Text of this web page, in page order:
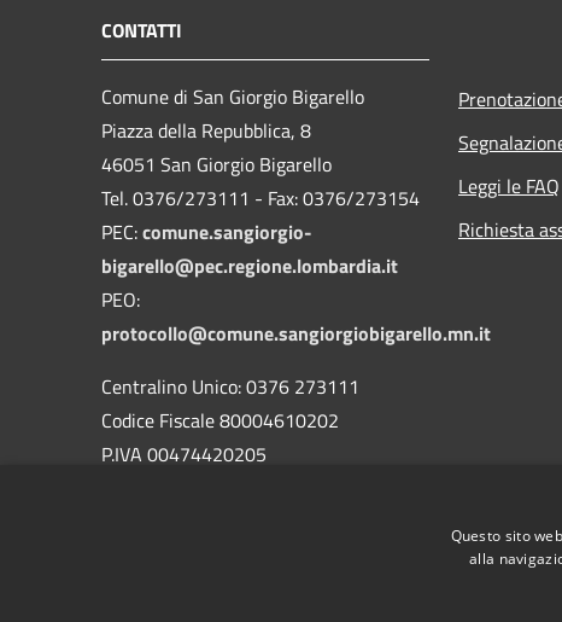
CONTATTI
Comune di San Giorgio Bigarello
Piazza della Repubblica, 8
46051 San Giorgio Bigarello
Tel. 0376/273111 - Fax: 0376/273154
PEC:comune.sangiorgio-
bigarello@pec.regione.lombardia.it
PEO:
protocollo@comune.sangiorgiobigarello.mn.it
Centralino Unico: 0376 273111
Codice Fiscale 80004610202
P.IVA 00474420205
Leggi le FAQ
Richiesta
Questo sito
alla